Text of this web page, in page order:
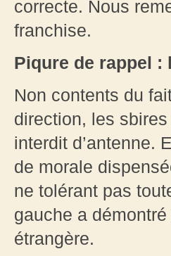
correcte. Nous
franchise.
Piqure de rappel :
Non contents du
direction, les
interdit d’antenne.
de morale
ne tolérant pas
gauche a
étrangère.